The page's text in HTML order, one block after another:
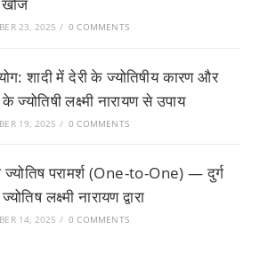
खोज
23, 2025 / 0 COMMENTS
शादी में देरी के ज्योतिषीय कारण और
ज्योतिषी लक्ष्मी नारायण से उपाय
19, 2025 / 0 COMMENTS
ज्योतिष परामर्श (One-to-One) — दुर्ग
लक्ष्मी नारायण द्वारा
14, 2025 / 0 COMMENTS